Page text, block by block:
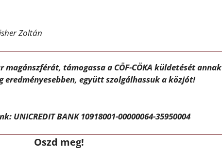
Zoltán
támogassa a CÖF-CÖKA küldetését annak
eredményesebben, együtt szolgálhassuk a közjót!
UNICREDIT BANK 10918001-00000064-35950004
Oszd meg!